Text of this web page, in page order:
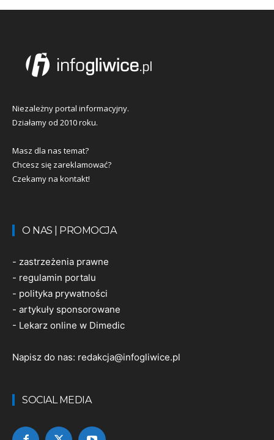
Niezależny portal informacyjny.
Działamy od 2010 roku.
Masz dla nas temat?
Chcesz się zareklamować?
Czekamy na kontakt!
O NAS | PROMOCJA
- zastrzeżenia prawne
- regulamin portalu
- polityka prywatności
- artykuły sponsorowane
- Lekarz online w Dimedic
Napisz do nas: redakcja@infogliwice.pl
SOCIAL MEDIA